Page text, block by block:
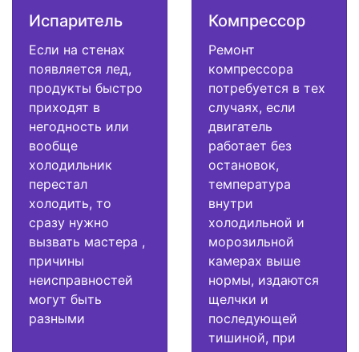
Испаритель
Если на стенах
появляется лед,
продукты быстро
приходят в
негодность или
вообще
холодильник
перестал
холодить, то
сразу нужно
вызвать мастера ,
причины
неисправностей
могут быть
разными
Компрессор
Ремонт
компрессора
потребуется в тех
случаях, если
двигатель
работает без
остановок,
температура
внутри
холодильной и
морозильной
камерах выше
нормы, издаются
щелчки и
последующей
тишиной, при